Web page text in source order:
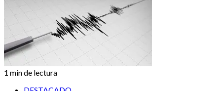
1 min de lectura